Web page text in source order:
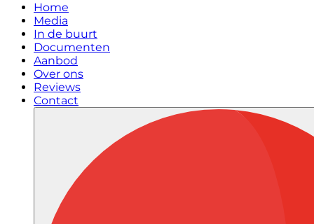
Home
Media
In de buurt
Documenten
Aanbod
Over ons
Reviews
Contact